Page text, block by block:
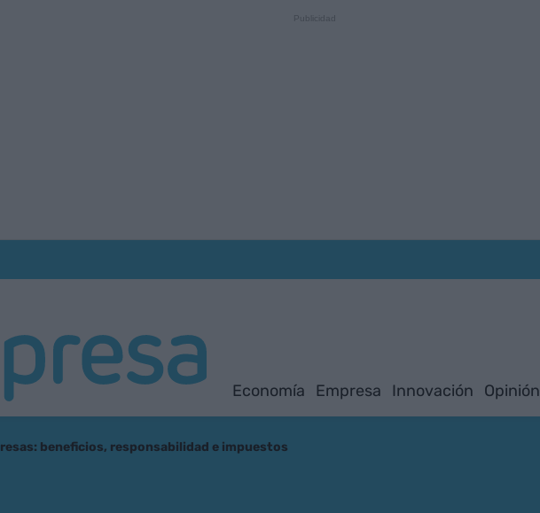
Economía Empresa Innovación Opinión
beneficios, responsabilidad e impuestos